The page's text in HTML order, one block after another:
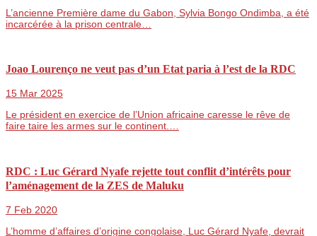
L’ancienne Première dame du Gabon, Sylvia Bongo Ondimba, a été
incarcérée à la prison centrale…
Joao Lourenço ne veut pas d’un Etat paria à l’est de la RDC
15 Mar 2025
Le président en exercice de l’Union africaine caresse le rêve de
faire taire les armes sur le continent.…
RDC : Luc Gérard Nyafe rejette tout conflit d’intérêts pour
l’aménagement de la ZES de Maluku
7 Feb 2020
L’homme d’affaires d’origine congolaise, Luc Gérard Nyafe, devrait